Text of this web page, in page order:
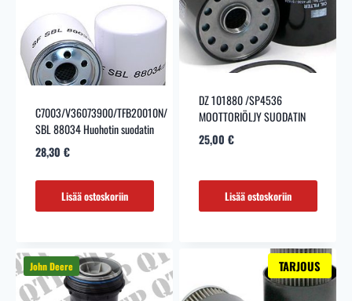
C7003/V36073900/TFB20010N/
SBL 88034 Huohotin suodatin
28,30 €
Lisää ostoskoriin
DZ 101880 /SP4536
MOOTTORIÖLJY SUODATIN
25,00 €
Lisää ostoskoriin
TARJOUS